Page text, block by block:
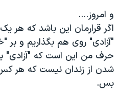
اسرائیل در جنگ
نرگس محمدی برنده جایزه نوبل
همایش محافظه‌کاران آمریکا
و امروز....
اگر قرارمان اين باشد که هر يک
"آزادی" روی هم بگذاريم و بر
حرف من اين است که "آزادی"
شدن از زندان نيست که هر
بس.